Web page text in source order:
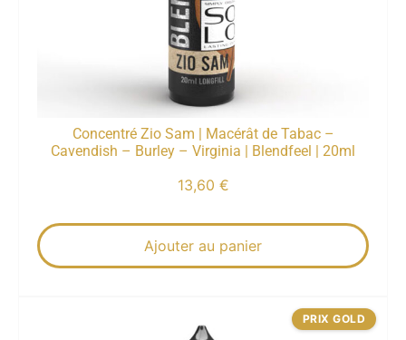
Concentré Zio Sam | Macérât de Tabac –
Cavendish – Burley – Virginia | Blendfeel | 20ml
13,60 €
Ajouter au panier
PRIX GOLD